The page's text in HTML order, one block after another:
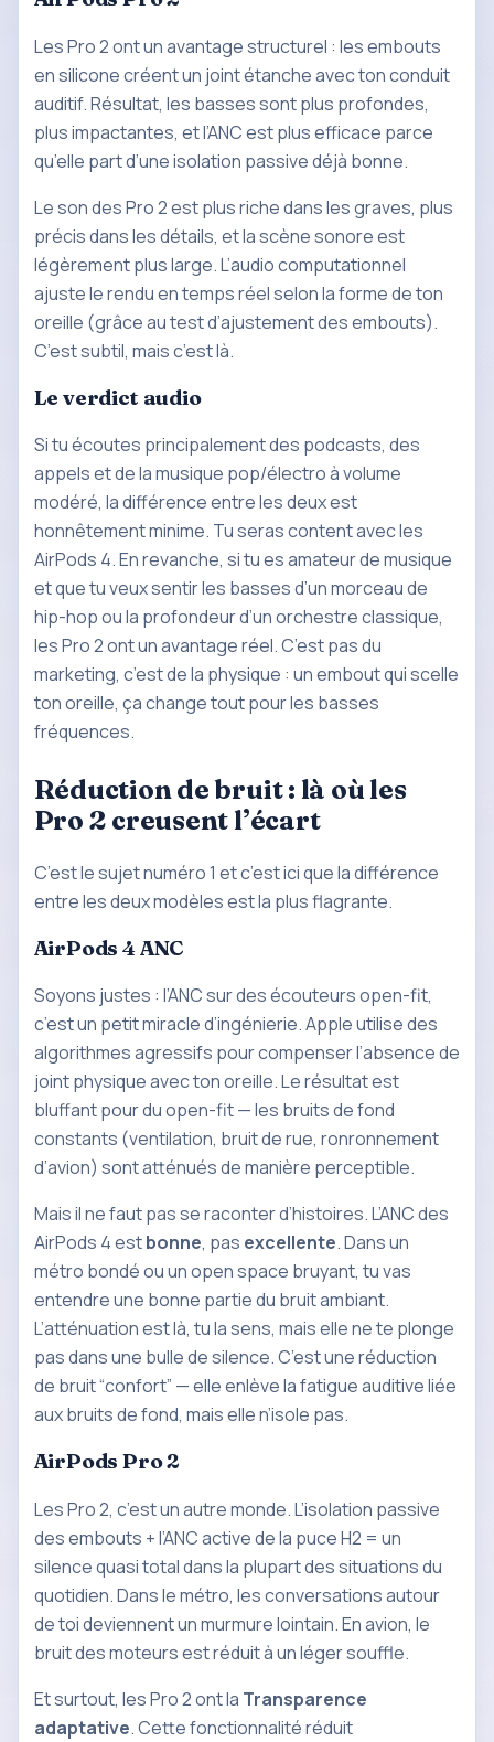
Les Pro 2 ont un avantage structurel : les embouts
en silicone créent un joint étanche avec ton conduit
auditif. Résultat, les basses sont plus profondes,
plus impactantes, et l’ANC est plus efficace parce
qu’elle part d’une isolation passive déjà bonne.
Le son des Pro 2 est plus riche dans les graves, plus
précis dans les détails, et la scène sonore est
légèrement plus large. L’audio computationnel
ajuste le rendu en temps réel selon la forme de ton
oreille (grâce au test d’ajustement des embouts).
C’est subtil, mais c’est là.
Le verdict audio
Si tu écoutes principalement des podcasts, des
appels et de la musique pop/électro à volume
modéré, la différence entre les deux est
honnêtement minime. Tu seras content avec les
AirPods 4. En revanche, si tu es amateur de musique
et que tu veux sentir les basses d’un morceau de
hip-hop ou la profondeur d’un orchestre classique,
les Pro 2 ont un avantage réel. C’est pas du
marketing, c’est de la physique : un embout qui scelle
ton oreille, ça change tout pour les basses
fréquences.
Réduction de bruit : là où les
Pro 2 creusent l’écart
C’est le sujet numéro 1 et c’est ici que la différence
entre les deux modèles est la plus flagrante.
AirPods 4 ANC
Soyons justes : l’ANC sur des écouteurs open-fit,
c’est un petit miracle d’ingénierie. Apple utilise des
algorithmes agressifs pour compenser l’absence de
joint physique avec ton oreille. Le résultat est
bluffant pour du open-fit — les bruits de fond
constants (ventilation, bruit de rue, ronronnement
d’avion) sont atténués de manière perceptible.
Mais il ne faut pas se raconter d’histoires. L’ANC des
AirPods 4 estbonne, pas excellente. Dans un
métro bondé ou un open space bruyant, tu vas
entendre une bonne partie du bruit ambiant.
L’atténuation est là, tu la sens, mais elle ne te plonge
pas dans une bulle de silence. C’est une réduction
de bruit “confort” — elle enlève la fatigue auditive liée
aux bruits de fond, mais elle n’isole pas.
AirPods Pro 2
Les Pro 2, c’est un autre monde. L’isolation passive
des embouts + l’ANC active de la puce H2 = un
silence quasi total dans la plupart des situations du
quotidien. Dans le métro, les conversations autour
de toi deviennent un murmure lointain. En avion, le
bruit des moteurs est réduit à un léger souffle.
Et surtout, les Pro 2 ont la Transparence
adaptative. Cette fonctionnalité réduit